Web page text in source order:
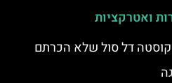
ואטרקציות
קוסטה דל סול שלא הכרתם